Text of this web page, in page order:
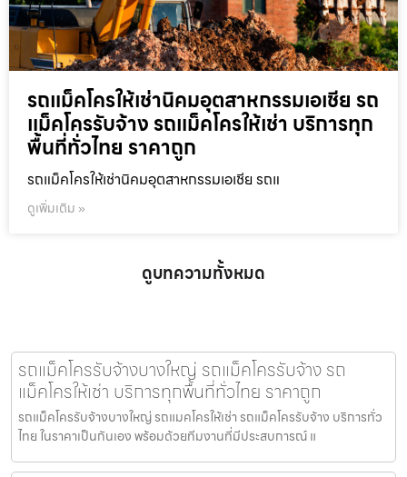
รถแม็คโครให้เช่านิคมอุตสาหกรรมเอเชีย รถ
แม็คโครรับจ้าง รถแม็คโครให้เช่า บริการทุก
พื้นที่ทั่วไทย ราคาถูก
รถแม็คโครให้เช่านิคมอุตสาหกรรมเอเชีย รถแ
ดูเพิ่มเติม »
ดูบทความทั้งหมด
รถแม็คโครรับจ้างบางใหญ่ รถแม็คโครรับจ้าง รถ
แม็คโครให้เช่า บริการทุกพื้นที่ทั่วไทย ราคาถูก
รถแม็คโครรับจ้างบางใหญ่ รถแมคโครให้เช่า รถแม็คโครรับจ้าง บริการทั่ว
ไทย ในราคาเป็นกันเอง พร้อมด้วยทีมงานที่มีประสบการณ์ แ